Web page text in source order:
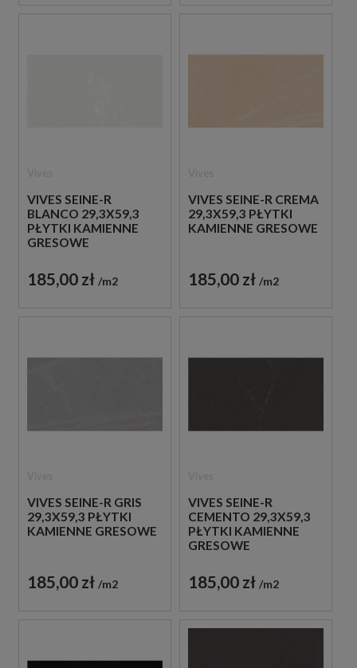
VIVES SEINE-R
BLANCO 29,3X59,3
PŁYTKI KAMIENNE
GRESOWE
185,00 zł m2
VIVES SEINE-R CREMA
29,3X59,3 PŁYTKI
KAMIENNE GRESOWE
185,00 zł m2
VIVES SEINE-R GRIS
29,3X59,3 PŁYTKI
KAMIENNE GRESOWE
185,00 zł m2
VIVES SEINE-R
CEMENTO 29,3X59,3
PŁYTKI KAMIENNE
GRESOWE
185,00 zł m2